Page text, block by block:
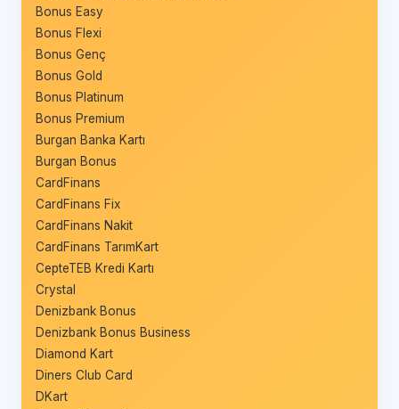
Bonus Easy
Bonus Flexi
Bonus Genç
Bonus Gold
Bonus Platinum
Bonus Premium
Burgan Banka Kartı
Burgan Bonus
CardFinans
CardFinans Fix
CardFinans Nakit
CardFinans TarımKart
CepteTEB Kredi Kartı
Crystal
Denizbank Bonus
Denizbank Bonus Business
Diamond Kart
Diners Club Card
DKart